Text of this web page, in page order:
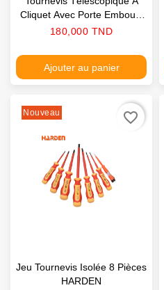
Cliquet Avec Porte Embouts
Magnétique SAM
Prix
180,000 TND
Ajouter au panier
Nouveau
Jeu Tournevis Isolée 8 Pièces
HARDEN
favorite_border